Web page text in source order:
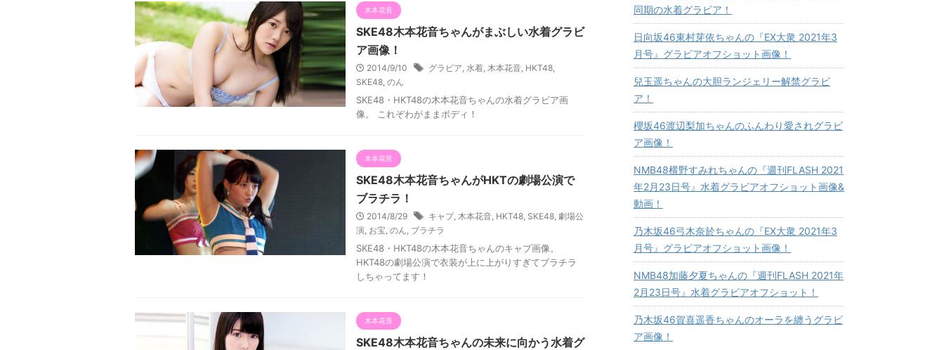
木本花音
SKE48木本花音ちゃんがまぶしい水着グラビ
ア画像！
2014/9/10 グラビア, 水着, 木本花音, HKT48,
SKE48, のん
SKE48・HKT48の木本花音ちゃんの水着グラビア画
像。 これぞわがままボディ！
木本花音
SKE48木本花音ちゃんがHKTの劇場公演で
ブラチラ！
2014/8/29 キャプ, 木本花音, HKT48, SKE48, 劇場公
演, お宝, のん, ブラチラ
SKE48・HKT48の木本花音ちゃんのキャプ画像。
HKT48の劇場公演で衣装が上に上がりすぎてブラチラ
しちゃってます！
木本花音
SKE48木本花音ちゃんの未来に向かう水着グ
同期の水着グラビア！
日向坂46東村芽依ちゃんの『EX大衆 2021年3
月号』グラビアオフショット画像！
兒玉遥ちゃんの大胆ランジェリー解禁グラビ
ア！
櫻坂46渡辺梨加ちゃんのふんわり愛されグラビ
ア画像！
NMB48横野すみれちゃんの『週刊FLASH 2021
年2月23日号』水着グラビアオフショット画像&
動画！
乃木坂46弓木奈於ちゃんの『EX大衆 2021年3
月号』グラビアオフショット画像！
NMB48加藤夕夏ちゃんの『週刊FLASH 2021年
2月23日号』水着グラビアオフショット！
乃木坂46賀喜遥香ちゃんのオーラを纏うグラビ
ア画像！